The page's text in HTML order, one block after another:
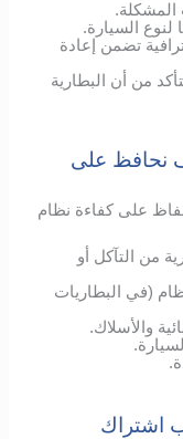
لنوع السيارة.
تضمن إعادة
من أن البطارية
نحافظ على
على كفاءة نظام
من التآكل أو
(في البطاريات
والأسلاك.
اشتراك